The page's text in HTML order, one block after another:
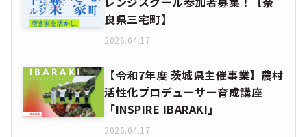
良県三宅町】
2026.04.17
【令和7年度 茨城県主催事業】農村
活性化プロデューサー育成講座
「INSPIRE IBARAKI」
2026.04.17